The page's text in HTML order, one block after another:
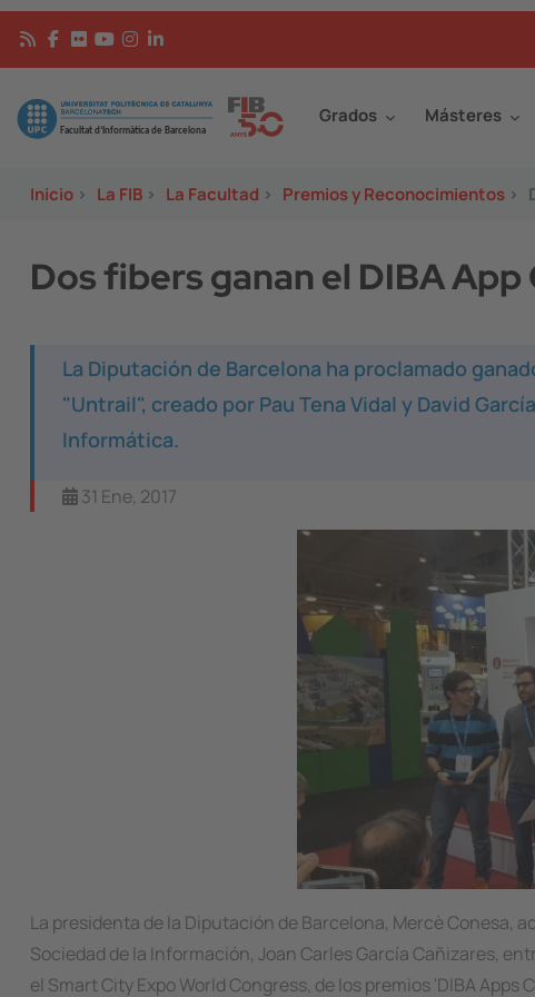
Pasar al contenido principal
Image Grados Másteres
Inicio > La FIB > La Facultad > Premios y Reconocimientos >
Dos fibers ganan el DIBA
La Diputación de Barcelona ha proclamado
"Untrail", creado por Pau Tena Vidal y David
Informática.
31 Ene, 2017
La presidenta de la Diputación de Barcelona, Mercè Conesa,
Sociedad de la Información, Joan Carles García Cañizares,
el Smart City Expo World Congress, de los premios 'DIBA Apps